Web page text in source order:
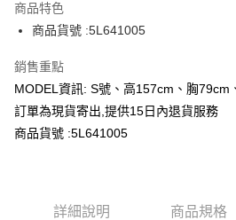
Apple Pay
Google Pay
運送方式
全家取貨付款
每筆NT$80，滿NT$699(含以上)免運費
商品特色
商品貨號 :5L641005
銷售重點
MODEL資訊: S號、高157cm、胸79cm
訂單為現貨寄出,提供15日內退貨服務
商品貨號 :5L641005
詳細說明 商品規格